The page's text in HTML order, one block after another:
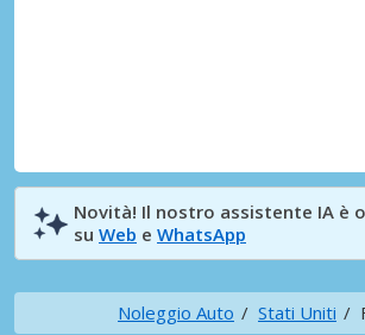
Novità! Il nostro assistente IA è
su Web e WhatsApp
Noleggio Auto Stati Uniti